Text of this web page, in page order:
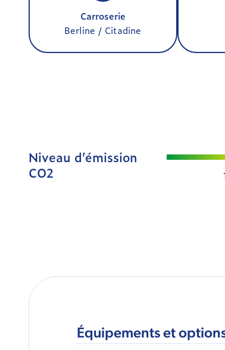
Carroserie
Berline / Citadine
Niveau d’émission
CO2
Équipements et